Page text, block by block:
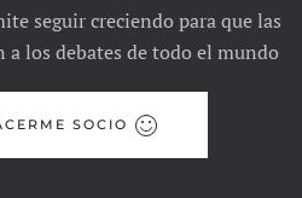
seguir creciendo para que las
los debates de todo el mundo
SOCIO